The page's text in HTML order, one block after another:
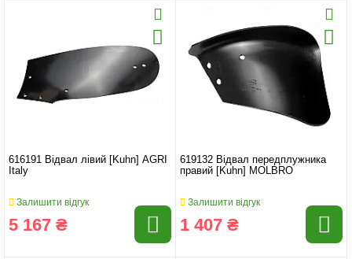
616191 Відвал лівий [Kuhn] AGRI
Italy
Залишити відгук
5 167 ₴
619132 Відвал передплужника
правий [Kuhn] MOLBRO
Залишити відгук
1 407 ₴